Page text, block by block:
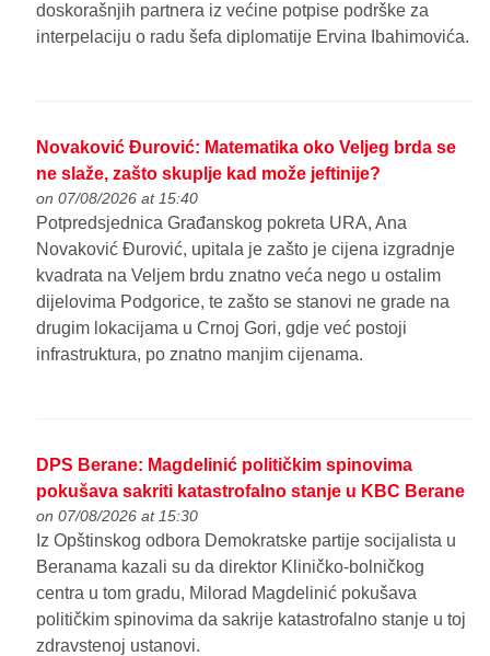
doskorašnjih partnera iz većine potpise podrške za
interpelaciju o radu šefa diplomatije Ervina Ibahimovića.
Novaković Đurović: Matematika oko Veljeg brda se
ne slaže, zašto skuplje kad može jeftinije?
on 07/08/2026 at 15:40
Potpredsjednica Građanskog pokreta URA, Ana
Novaković Đurović, upitala je zašto je cijena izgradnje
kvadrata na Veljem brdu znatno veća nego u ostalim
dijelovima Podgorice, te zašto se stanovi ne grade na
drugim lokacijama u Crnoj Gori, gdje već postoji
infrastruktura, po znatno manjim cijenama.
DPS Berane: Magdelinić političkim spinovima
pokušava sakriti katastrofalno stanje u KBC Berane
on 07/08/2026 at 15:30
Iz Opštinskog odbora Demokratske partije socijalista u
Beranama kazali su da direktor Kliničko-bolničkog
centra u tom gradu, Milorad Magdelinić pokušava
političkim spinovima da sakrije katastrofalno stanje u toj
zdravstenoj ustanovi.